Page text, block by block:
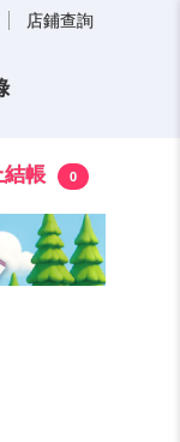
店鋪查詢
結帳 0